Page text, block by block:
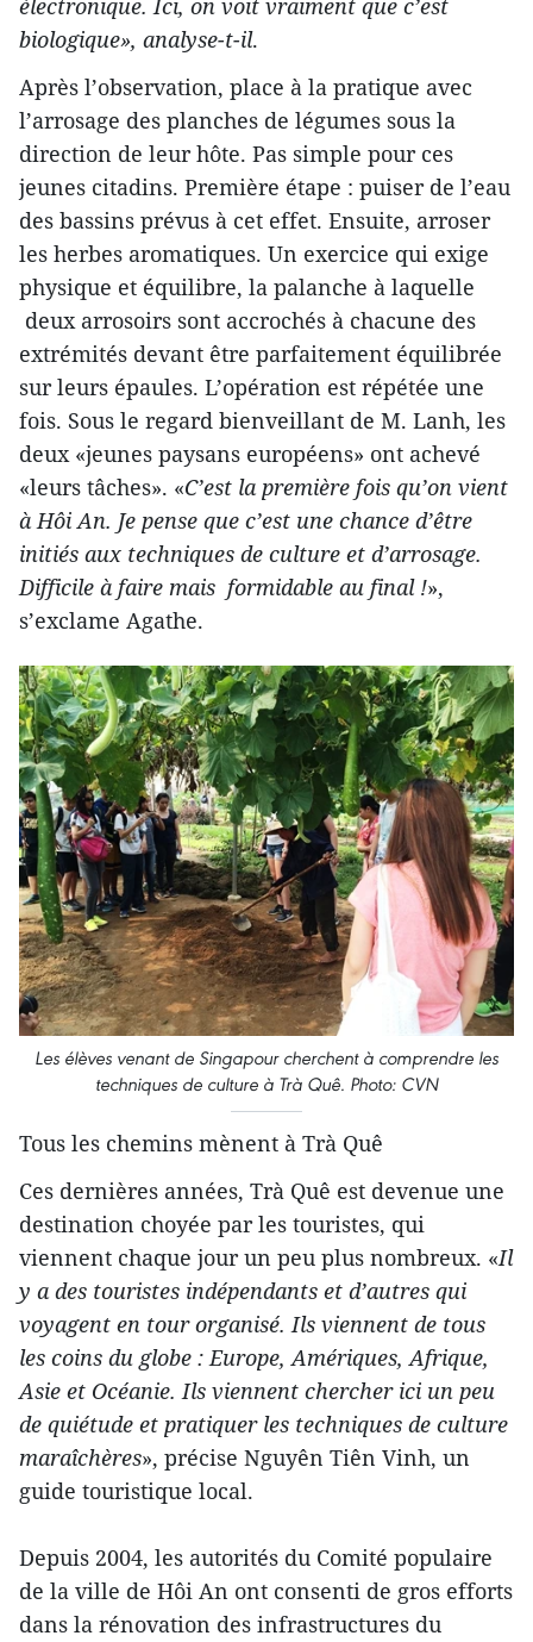
électronique. Ici, on voit vraiment que c’est
biologique», analyse-t-il.
Après l’observation, place à la pratique avec
l’arrosage des planches de légumes sous la
direction de leur hôte. Pas simple pour ces
jeunes citadins. Première étape : puiser de l’eau
des bassins prévus à cet effet. Ensuite, arroser
les herbes aromatiques. Un exercice qui exige
physique et équilibre, la palanche à laquelle
deux arrosoirs sont accrochés à chacune des
extrémités devant être parfaitement équilibrée
sur leurs épaules. L’opération est répétée une
fois. Sous le regard bienveillant de M. Lanh, les
deux «jeunes paysans européens» ont achevé
«leurs tâches». «C’est la première fois qu’on vient
à Hôi An. Je pense que c’est une chance d’être
initiés aux techniques de culture et d’arrosage.
Difficile à faire mais formidable au final !»,
s’exclame Agathe.
Les élèves venant de Singapour cherchent à comprendre les
techniques de culture à Trà Quê. Photo: CVN
Tous les chemins mènent à Trà Quê
Ces dernières années, Trà Quê est devenue une
destination choyée par les touristes, qui
viennent chaque jour un peu plus nombreux. «Il
y a des touristes indépendants et d’autres qui
voyagent en tour organisé. Ils viennent de tous
les coins du globe : Europe, Amériques, Afrique,
Asie et Océanie. Ils viennent chercher ici un peu
de quiétude et pratiquer les techniques de culture
maraîchères», précise Nguyên Tiên Vinh, un
guide touristique local.
Depuis 2004, les autorités du Comité populaire
de la ville de Hôi An ont consenti de gros efforts
dans la rénovation des infrastructures du